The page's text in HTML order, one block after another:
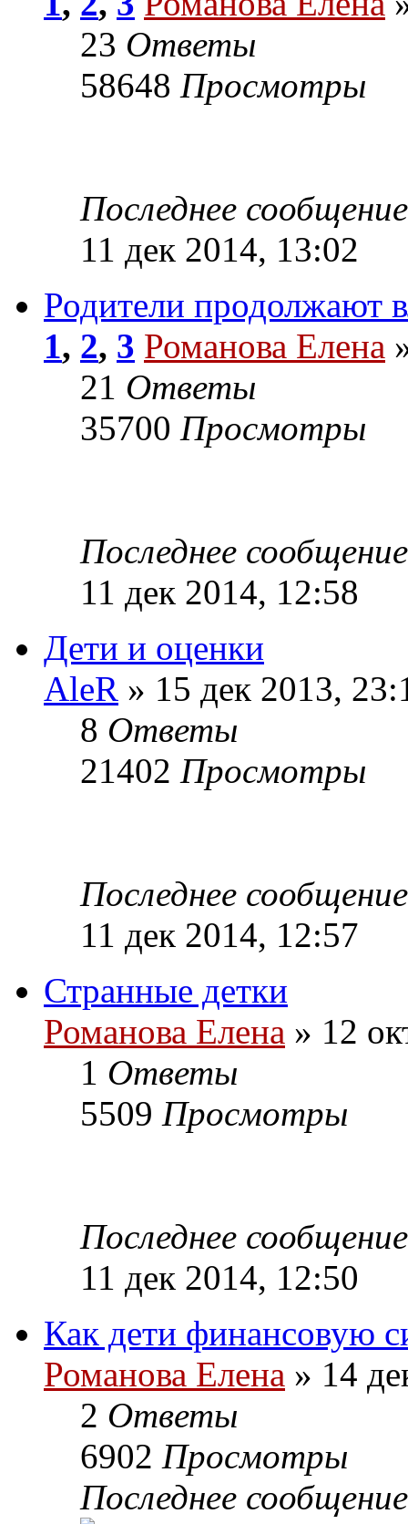
23 Ответы
58648 Просмотры
Последнее
11 дек 2014, 13:02
Родители продолжают
1, 2, 3 Романова Елена
21 Ответы
35700 Просмотры
Последнее
11 дек 2014, 12:58
Дети и оценки
AleR » 15 дек 2013,
8 Ответы
21402 Просмотры
Последнее
11 дек 2014, 12:57
Странные детки
Романова Елена » 12
1 Ответы
5509 Просмотры
Последнее
11 дек 2014, 12:50
Как дети финансовую
Романова Елена » 14
2 Ответы
6902 Просмотры
Последнее